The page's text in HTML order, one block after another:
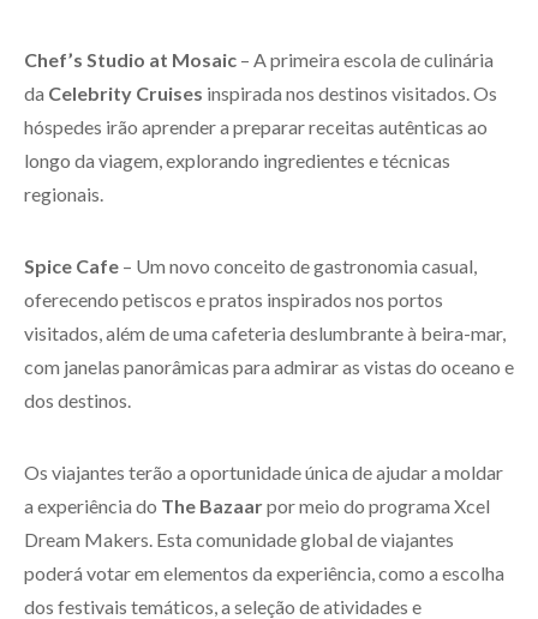
Chef’s Studio at Mosaic – A primeira escola de culinária
da Celebrity Cruises inspirada nos destinos visitados. Os
hóspedes irão aprender a preparar receitas autênticas ao
longo da viagem, explorando ingredientes e técnicas
regionais.
Spice Cafe – Um novo conceito de gastronomia casual,
oferecendo petiscos e pratos inspirados nos portos
visitados, além de uma cafeteria deslumbrante à beira-mar,
com janelas panorâmicas para admirar as vistas do oceano e
dos destinos.
Os viajantes terão a oportunidade única de ajudar a moldar
a experiência do The Bazaarpor meio do programa Xcel
Dream Makers. Esta comunidade global de viajantes
poderá votar em elementos da experiência, como a escolha
dos festivais temáticos, a seleção de atividades e